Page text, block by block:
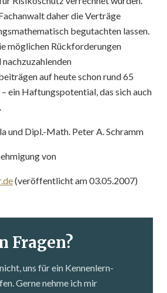
daher die Verträge
begutachten lassen.
möglichen Rückforderungen
auf heute schon rund 65
ein Haftungspotential, das sich auch
und Dipl.-Math. Peter A. Schramm
von
(veröffentlicht am 03.05.2007)
Fragen?
uns für ein Kennenlern­
Gerne nehme ich mir